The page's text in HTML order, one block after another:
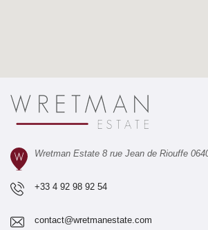
Wretman Estate 8 rue Jean de Riouffe
+33 4 92 98 92 54
contact@wretmanestate.com